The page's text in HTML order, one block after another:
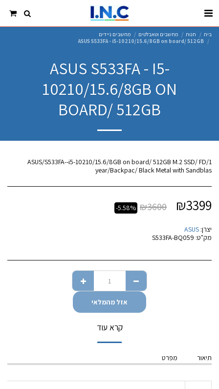
בית חנות מחשבים וטאבלטים
מחשבים ניידים
ASUS S533FA - i5-10210/15.6/8GB on board/ 512GB
ASUS S533FA - I5-
10210/15.6/8GB ON
BOARD/ 512GB
ASUS/S533FA--i5-10210/15.6/8GB on board/ 512GB M.2 SSD/ FD/1
year/Backpac/ Black Metal with Sandblas
₪3399
₪3600
-5.58%
יצרן: ASUS
מק"ט: S533FA-BQ059
אזל מהמלאי
קרא עוד
תיאור מפרט